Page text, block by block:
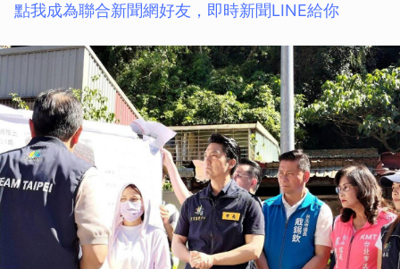
點我成為聯合新聞網好友，即時新聞LINE給你